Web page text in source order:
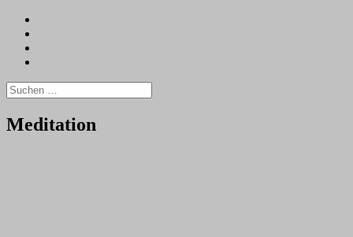
Titel)
Suchen
nach:
Meditation